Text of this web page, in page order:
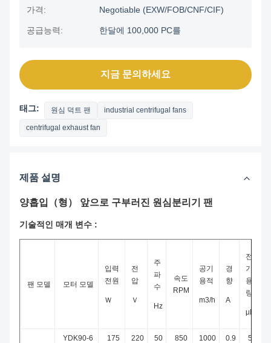
가격: Negotiable (EXW/FOB/CNF/CIF)
공급능력: 한달에 100,000 PC를
지금 문의하세요
태그: 원심 덕트 팬 industrial centrifugal fans
centrifugal exhaust fan
제품 설명
양흡입（형） 앞으로 구부러진 원심분리기 팬
기술적인 매개 변수 :
팬 모델 모터 모델
입력
전원
Ｗ
전
압
Ｖ
주
파
수
Hz
속도
RPM
공기
용적
m3/h
경
향
A
전
기
용
량
μF
YDK90-6 175 220 50 850 1000 0.9 5